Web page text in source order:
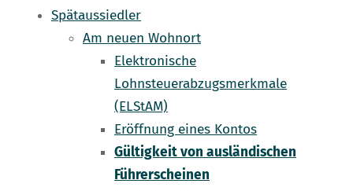
Spätaussiedler
Am neuen Wohnort
Elektronische
Lohnsteuerabzugsmerkmale
(ELStAM)
Eröffnung eines Kontos
Gültigkeit von ausländischen
Führerscheinen